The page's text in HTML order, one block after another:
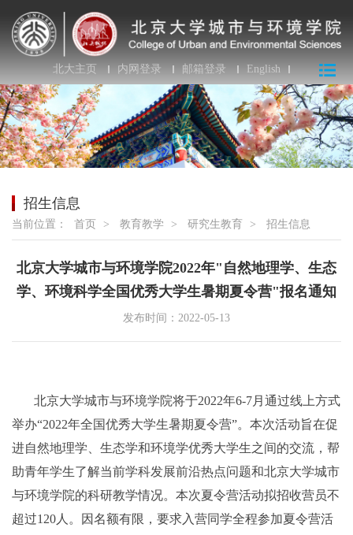
北大主页 内网登录 邮箱登录 English
招生信息
当前位置： 首页 > 教育教学 > 研究生教育 > 招生信息
北京大学城市与环境学院2022年"自然地理学、生态
学、环境科学全国优秀大学生暑期夏令营"报名通知
发布时间：2022-05-13
北京大学城市与环境学院将于2022年6-7月通过线上方式
举办“2022年全国优秀大学生暑期夏令营”。 本次活动旨在促
进自然地理学、生态学和环境学优秀大学生之间的交流， 帮
助青年学生了解当前学科发展前沿热点问题和北京大学城市
与环境学院的科研教学情况。本次夏令营活动拟招收营员不
超过120 人。因名额有限，要求入营同学全程参加夏令营活